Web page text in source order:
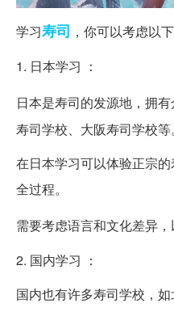
学习寿司 ，你可以考虑以
1. 日本学习 ：
日本是寿司的发源地，拥
寿司学校、大阪寿司学校等。
在日本学习可以体验正宗
全过程。
需要考虑语言和文化差异
2. 国内学习 ：
国内也有许多寿司学校，